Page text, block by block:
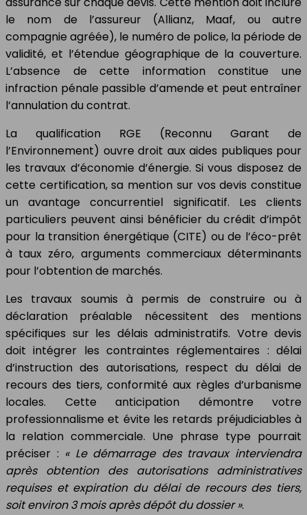
le nom de l’assureur (Allianz, Maaf, ou autre
compagnie agréée), le numéro de police, la période de
validité, et l’étendue géographique de la couverture.
L’absence de cette information constitue une
infraction pénale passible d’amende et peut entraîner
l’annulation du contrat.
La qualification RGE (Reconnu Garant de
l’Environnement) ouvre droit aux aides publiques pour
les travaux d’économie d’énergie. Si vous disposez de
cette certification, sa mention sur vos devis constitue
un avantage concurrentiel significatif. Les clients
particuliers peuvent ainsi bénéficier du crédit d’impôt
pour la transition énergétique (CITE) ou de l’éco-prêt
à taux zéro, arguments commerciaux déterminants
pour l’obtention de marchés.
Les travaux soumis à permis de construire ou à
déclaration préalable nécessitent des mentions
spécifiques sur les délais administratifs. Votre devis
doit intégrer les contraintes réglementaires : délai
d’instruction des autorisations, respect du délai de
recours des tiers, conformité aux règles d’urbanisme
locales. Cette anticipation démontre votre
professionnalisme et évite les retards préjudiciables à
la relation commerciale. Une phrase type pourrait
préciser : « Le démarrage des travaux interviendra
après obtention des autorisations administratives
requises et expiration du délai de recours des tiers,
soit environ 3 mois après dépôt du dossier ».